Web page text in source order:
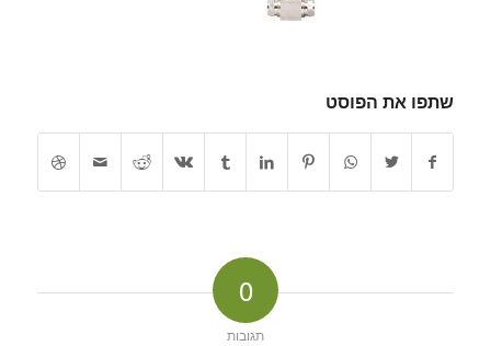
שתפו את הפוסט
0
תגובות